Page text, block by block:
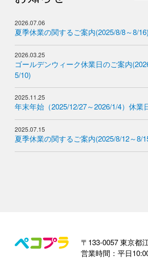
2026.07.06
夏季休業の関するご案内(2025/8/8～8/16)
2026.03.25
ゴールデンウィーク休業日のご案内
5/10)
2025.11.25
年末年始（2025/12/27～2026/1/4）休業
2025.07.15
夏季休業の関するご案内(2025/8/12～8/
〒133-0057 東京都
営業時間：平日